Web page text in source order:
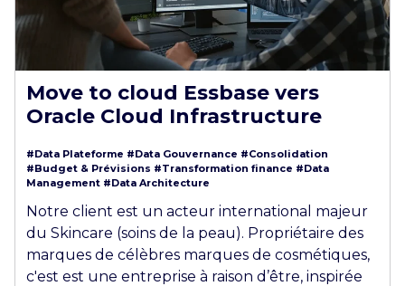
Move to cloud Essbase vers
Oracle Cloud Infrastructure
#Data Plateforme #Data Gouvernance #Consolidation
#Budget & Prévisions #Transformation finance #Data
Management #Data Architecture
Notre client est un acteur international majeur
du Skincare (soins de la peau). Propriétaire des
marques de célèbres marques de cosmétiques,
c'est est une entreprise à raison d’être, inspirée